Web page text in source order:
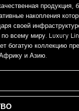
продукция,
накопления
своей
всему миру. Luxury
богатую коллекцию
и Азию.